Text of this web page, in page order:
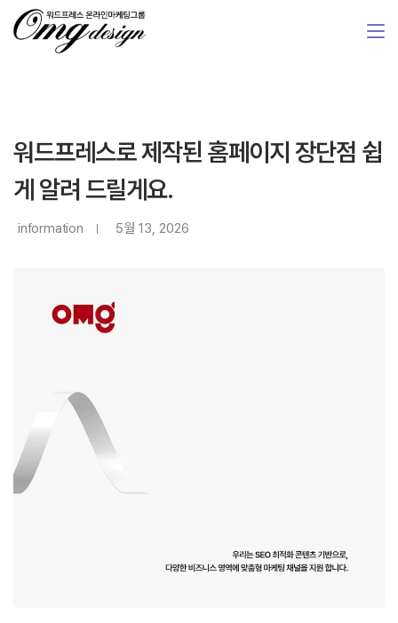
워드프레스로 제작된 홈페이지 장단점 쉽
게 알려 드릴게요.
information 5월 13, 2026